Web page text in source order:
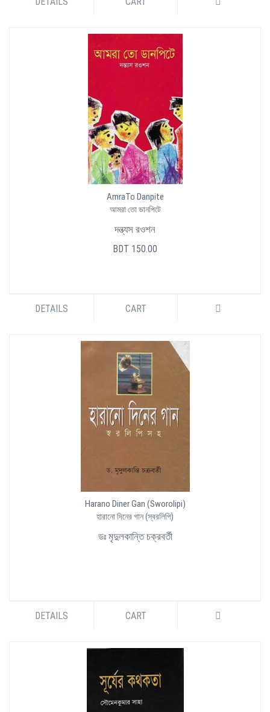
AmraTo Danpite
আমরা তো ডানপিটে
দন্ত্যস রওশন
BDT 150.00
DETAILS CART
Harano Diner Gan (Sworolipi)
হারানো দিনের গান (স্বরলিপি)
ডঃ মৃদুলকান্তি চক্রবর্তী
DETAILS CART